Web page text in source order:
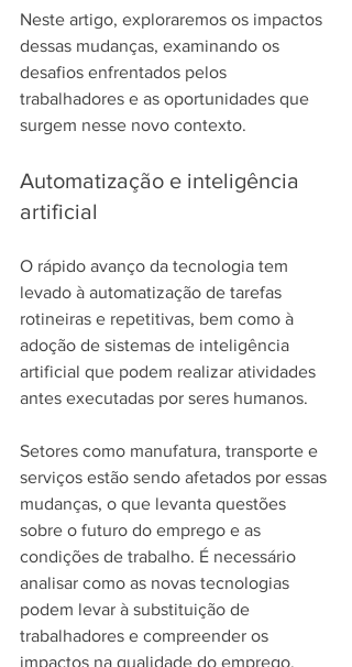
Neste artigo, exploraremos os impactos
dessas mudanças, examinando os
desafios enfrentados pelos
trabalhadores e as oportunidades que
surgem nesse novo contexto.
Automatização e inteligência
artificial
O rápido avanço da tecnologia tem
levado à automatização de tarefas
rotineiras e repetitivas, bem como à
adoção de sistemas de inteligência
artificial que podem realizar atividades
antes executadas por seres humanos.
Setores como manufatura, transporte e
serviços estão sendo afetados por essas
mudanças, o que levanta questões
sobre o futuro do emprego e as
condições de trabalho. É necessário
analisar como as novas tecnologias
podem levar à substituição de
trabalhadores e compreender os
impactos na qualidade do emprego.